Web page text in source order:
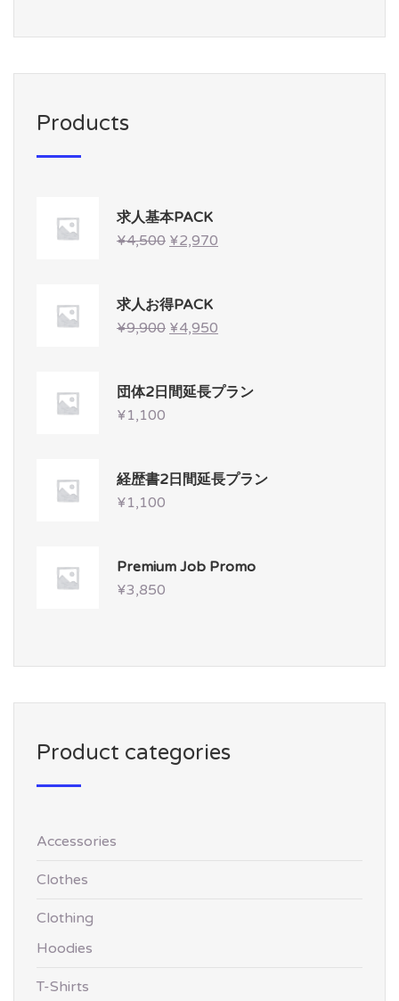
Products
求人基本PACK
¥4,500 ¥2,970
求人お得PACK
¥9,900 ¥4,950
団体2日間延長プラン
¥1,100
経歴書2日間延長プラン
¥1,100
Premium Job Promo
¥3,850
Product categories
Accessories
Clothes
Clothing
Hoodies
T-Shirts